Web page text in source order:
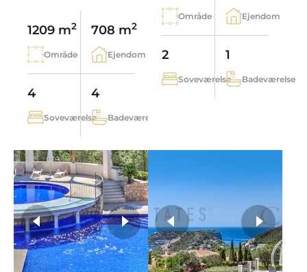
1209 m2
Område
708 m2
Ejendom
4
Soveværelse
4
Badeværelse
Område Ejendom
2
Soveværelse
1
Badeværelse
flere fotos